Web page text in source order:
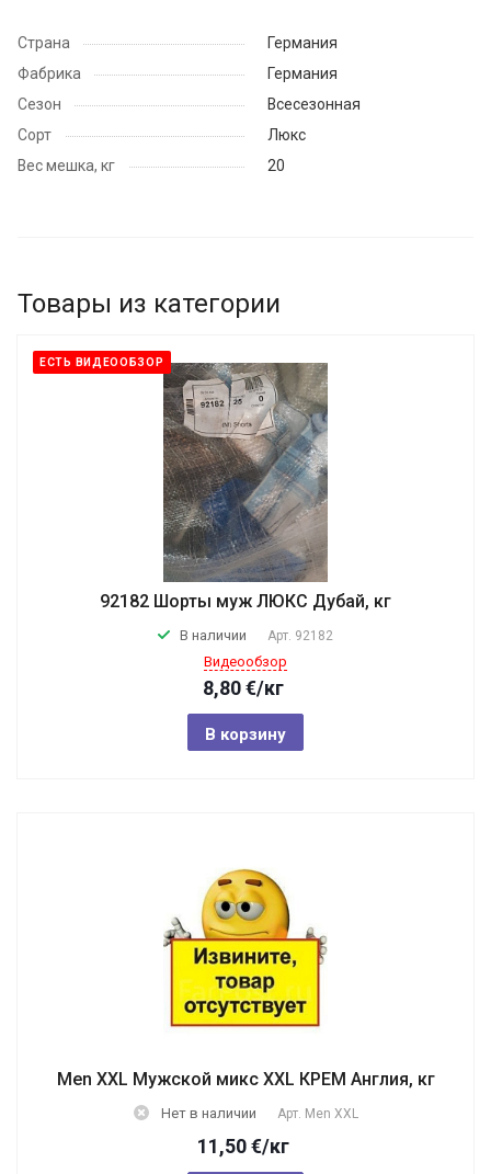
Страна
Германия
Фабрика
Германия
Сезон
Всесезонная
Сорт
Люкс
Вес мешка, кг
20
Товары из категории
ЕСТЬ ВИДЕООБЗОР
92182 Шорты муж ЛЮКС Дубай, кг
В наличии Арт. 92182
Видеообзор
8,80€/кг
В корзину
Men XXL Мужской микс ХХL КРЕМ Англия, кг
Нет в наличии Арт. Men XXL
11,50€/кг